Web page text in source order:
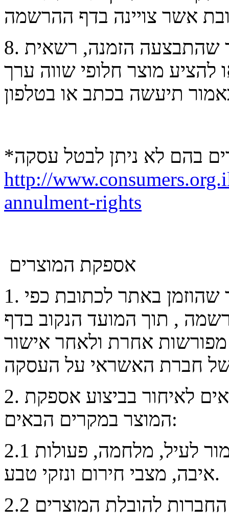
8. במקרה ואזל המוצר מהמלאי לאחר שהתבצעה הזמנה, רשאית
מוצר חלופי שווה ערך
http://
annulment-rights
אספקת המוצרים
1. החנות תדאג לאספקת המוצר שהוזמן באתר לכתובת כפי
, תוך המועד הנקוב בדף
אחרת ולאחר אישור
2. החנות ו/או הספקים לא יהיו אחראים לאיחור בביצוע אספקת
המוצר במקרים הבאים:
2.1 כוח עליון ומבלי לפגוע בכלליות האמור לעיל, מלחמה, פעולות
איבה, מצבי חירום ונזקי טבע.